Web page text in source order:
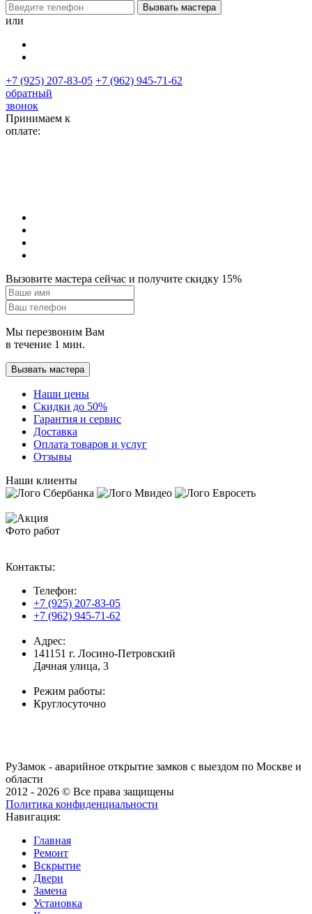
или
+7 (925) 207-83-05 +7 (962) 945-71-62
обратный
звонок
Принимаем к
оплате:
Вызовите мастера сейчас и получите скидку 15%
Мы перезвоним Вам
в течение 1 мин.
Вызвать мастера
Наши цены
Скидки до 50%
Гарантия и сервис
Доставка
Оплата товаров и услуг
Отзывы
Наши клиенты
Фото работ
Контакты:
Телефон:
+7 (925) 207-83-05
+7 (962) 945-71-62
Адрес:
141151 г. Лосино-Петровский
Дачная улица, 3
Режим работы:
Круглосуточно
РуЗамок - аварийное открытие замков с выездом по Москве и
области
2012 - 2026 © Все права защищены
Политика конфиденциальности
Навигация:
Главная
Ремонт
Вскрытие
Двери
Замена
Установка